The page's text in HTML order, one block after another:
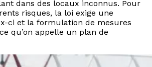
dans des locaux inconnus. Pour
risques, la loi exige une
ci et la formulation de mesures
qu’on appelle un plan de